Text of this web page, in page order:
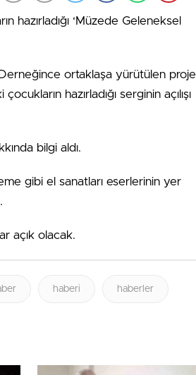
hazırladığı ‘Müzede Geleneksel
ortaklaşa yürütülen proje
hazırladığı serginin açılışı
bilgi aldı.
gibi el sanatları eserlerinin yer
açık olacak.
haberi haberler